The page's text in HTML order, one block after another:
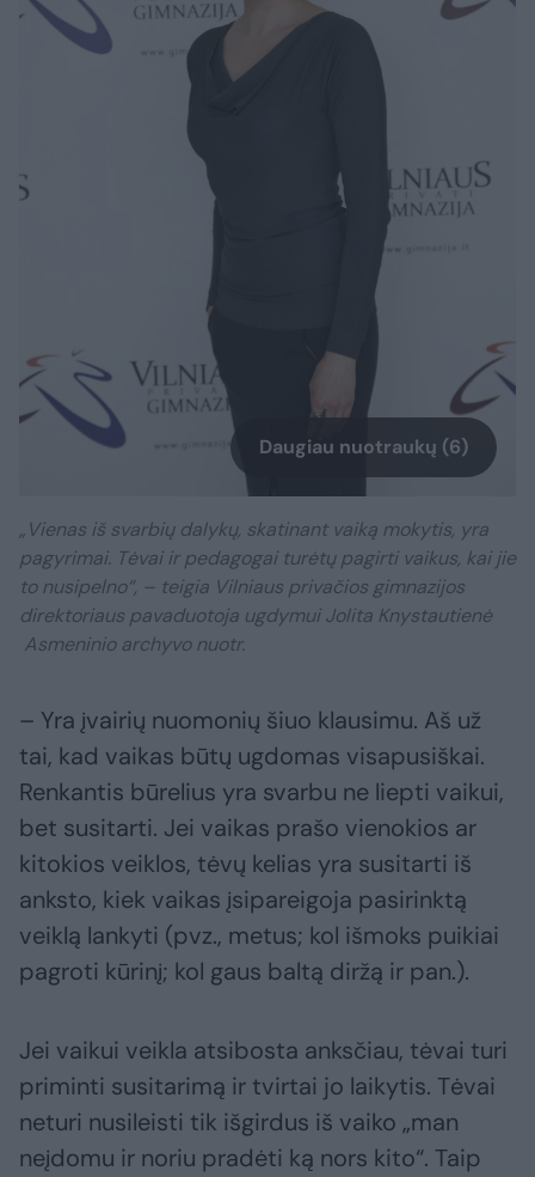
Daugiau nuotraukų (6)
„Vienas iš svarbių dalykų, skatinant vaiką mokytis, yra
pagyrimai. Tėvai ir pedagogai turėtų pagirti vaikus, kai jie
to nusipelno“, – teigia Vilniaus privačios gimnazijos
direktoriaus pavaduotoja ugdymui Jolita Knystautienė
Asmeninio archyvo nuotr.
– Yra įvairių nuomonių šiuo klausimu. Aš už
tai, kad vaikas būtų ugdomas visapusiškai.
Renkantis būrelius yra svarbu ne liepti vaikui,
bet susitarti. Jei vaikas prašo vienokios ar
kitokios veiklos, tėvų kelias yra susitarti iš
anksto, kiek vaikas įsipareigoja pasirinktą
veiklą lankyti (pvz., metus; kol išmoks puikiai
pagroti kūrinį; kol gaus baltą diržą ir pan.).
Jei vaikui veikla atsibosta anksčiau, tėvai turi
priminti susitarimą ir tvirtai jo laikytis. Tėvai
neturi nusileisti tik išgirdus iš vaiko „man
neįdomu ir noriu pradėti ką nors kito“. Taip